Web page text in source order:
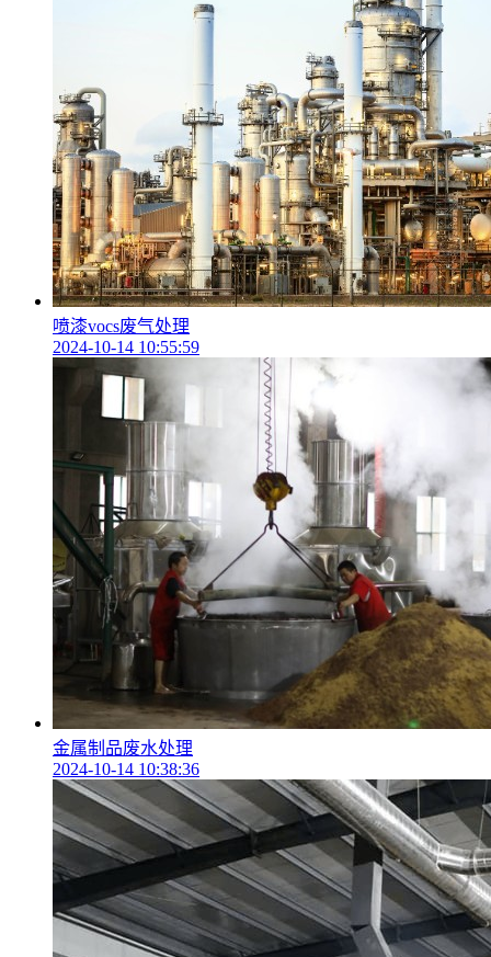
喷漆vocs废气处理
2024-10-14 10:55:59
金属制品废水处理
2024-10-14 10:38:36